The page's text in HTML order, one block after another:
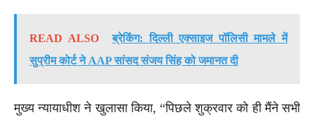
READ ALSO
ब्रेकिंग: दिल्ली एक्साइज पॉलिसी मामले में
सुप्रीम कोर्ट ने AAP सांसद संजय सिंह को जमानत दी
मुख्य न्यायाधीश ने खुलासा किया, “पिछले शुक्रवार को ही मैंने सभी